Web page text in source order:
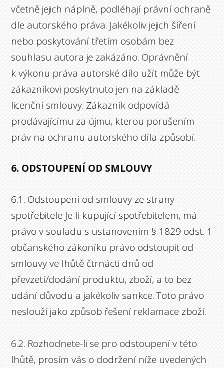
včetně jejich náplně, podléhají právní ochraně
dle autorského práva. Jakékoliv jejich šíření
nebo poskytování třetím osobám bez
souhlasu autora je zakázáno. Oprávnění
k výkonu práva autorské dílo užít může být
zákazníkovi poskytnuto jen na základě
licenční smlouvy. Zákazník odpovídá
prodávajícímu za újmu, kterou porušením
práv na ochranu autorského díla způsobí.
6. ODSTOUPENÍ OD SMLOUVY
6.1. Odstoupení od smlouvy ze strany
spotřebitele Je-li kupující spotřebitelem, má
právo v souladu s ustanovením § 1829 odst. 1
občanského zákoníku právo odstoupit od
smlouvy ve lhůtě čtrnácti dnů od
převzetí/dodání produktu, zboží, a to bez
udání důvodu a jakékoliv sankce. Toto právo
neslouží jako způsob řešení reklamace zboží.
6.2. Rozhodnete-li se pro odstoupení v této
lhůtě, prosím vás o dodržení níže uvedených